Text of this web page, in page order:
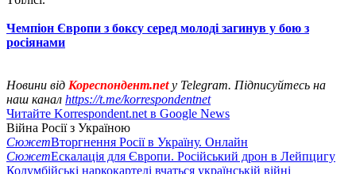
Чемпіон Європи з боксу серед молоді загинув у бою з
росіянами
Новини від Кореспондент.netу Telegram. Підписуйтесь на
наш канал https://t.me/korrespondentnet
Читайте Korrespondent.net в Google News
Війна Росії з Україною
СюжетВторгнення Росії в Україну. Онлайн
СюжетЕскалація для Європи. Російський дрон в Лейпцигу
Колумбійські наркокартелі вчаться українській війні